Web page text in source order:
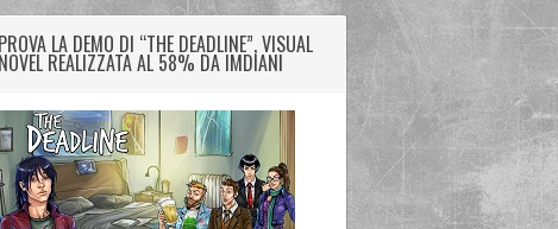
PROVA LA DEMO DI “THE DEADLINE”, VISUAL
NOVEL REALIZZATA AL 58% DA IMDIANI